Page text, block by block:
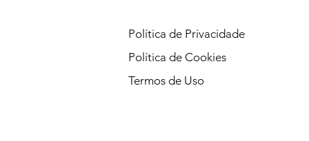
Política de Privacidade
Política de Cookies
Termos de Uso